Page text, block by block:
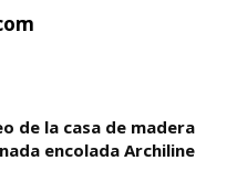
de la casa de madera
encolada Archiline